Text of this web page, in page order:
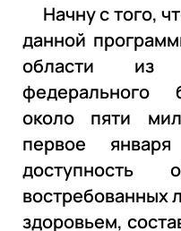
Начну с того,
данной
области из
федерального
около пяти
первое
доступность
востребованных
здоровьем,